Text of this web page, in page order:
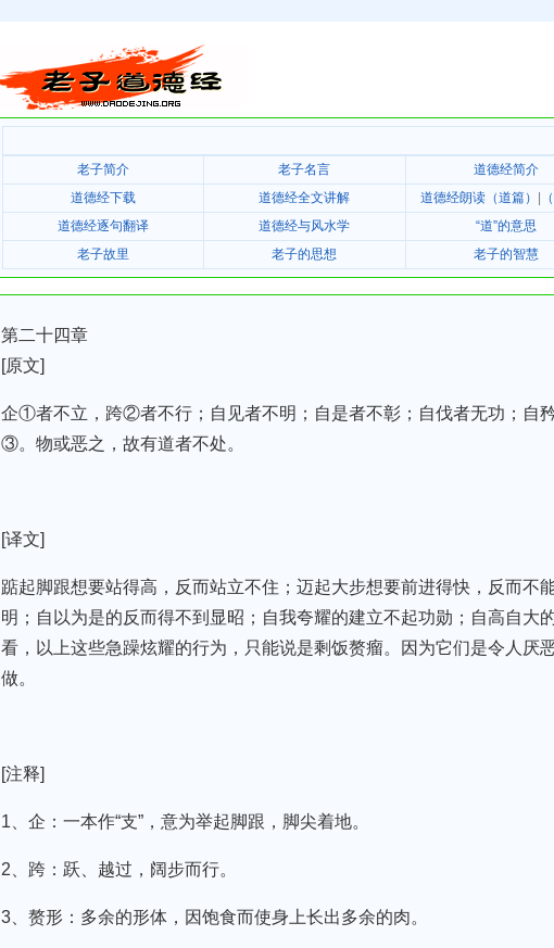
老子简介
老子名言 道德经简介
道德经下载
道德经全文讲解 道德经朗读（道篇）
道德经逐句翻译
道德经与风水学 “道”的意思
老子故里
老子的思想 老子的智慧
第二十四章
[原文]
企①者不立，跨②者不行；自见者不明；自是者不彰；自伐者无功；自
③。物或恶之，故有道者不处。
[译文]
踮起脚跟想要站得高，反而站立不住；迈起大步想要前进得快，反而不
明；自以为是的反而得不到显昭；自我夸耀的建立不起功勋；自高自大
看，以上这些急躁炫耀的行为，只能说是剩饭赘瘤。因为它们是令人厌
做。
[注释]
1、企：一本作“支”，意为举起脚跟，脚尖着地。
2、跨：跃、越过，阔步而行。
3、赘形：多余的形体，因饱食而使身上长出多余的肉。